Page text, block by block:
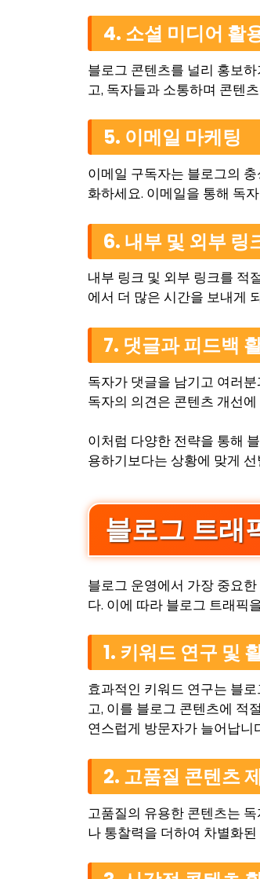
4. 소셜 미디어 활
블로그 콘텐츠를 널리 홍보
고, 독자들과 소통하며 콘텐
5. 이메일 마케팅
이메일 구독자는 블로그의
화하세요. 이메일을 통해 독
6. 내부 및 외부 링
내부 링크 및 외부 링크를 적
에서 더 많은 시간을 보내게
7. 댓글과 피드백
독자가 댓글을 남기고 여러
독자의 의견은 콘텐츠 개선
이처럼 다양한 전략을 통해
용하기보다는 상황에 맞게
블로그 트래
블로그 운영에서 가장 중요
다. 이에 따라 블로그 트래픽
1. 키워드 연구 및
효과적인 키워드 연구는 블
고, 이를 블로그 콘텐츠에 적
연스럽게 방문자가 늘어납니
2. 고품질 콘텐츠
고품질의 유용한 콘텐츠는
나 통찰력을 더하여 차별화